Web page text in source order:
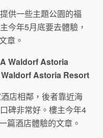
供一些主題公園的福
今年5月底要去體驗，
章。
Waldorf Astoria
Astoria Resort
店相鄰，後者靠近海
碑非常好。樓主今年4
篇酒店體驗的文章。